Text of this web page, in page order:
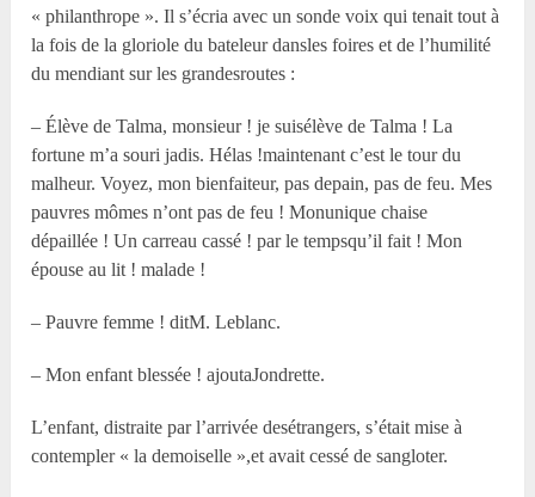
« philanthrope ». Il s’écria avec un sonde voix qui tenait tout à
la fois de la gloriole du bateleur dansles foires et de l’humilité
du mendiant sur les grandesroutes :
– Élève de Talma, monsieur ! je suisélève de Talma ! La
fortune m’a souri jadis. Hélas !maintenant c’est le tour du
malheur. Voyez, mon bienfaiteur, pas depain, pas de feu. Mes
pauvres mômes n’ont pas de feu ! Monunique chaise
dépaillée ! Un carreau cassé ! par le tempsqu’il fait ! Mon
épouse au lit ! malade !
– Pauvre femme ! ditM. Leblanc.
– Mon enfant blessée ! ajoutaJondrette.
L’enfant, distraite par l’arrivée desétrangers, s’était mise à
contempler « la demoiselle »,et avait cessé de sangloter.